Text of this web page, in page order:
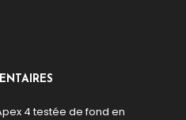
4 testée de fond en